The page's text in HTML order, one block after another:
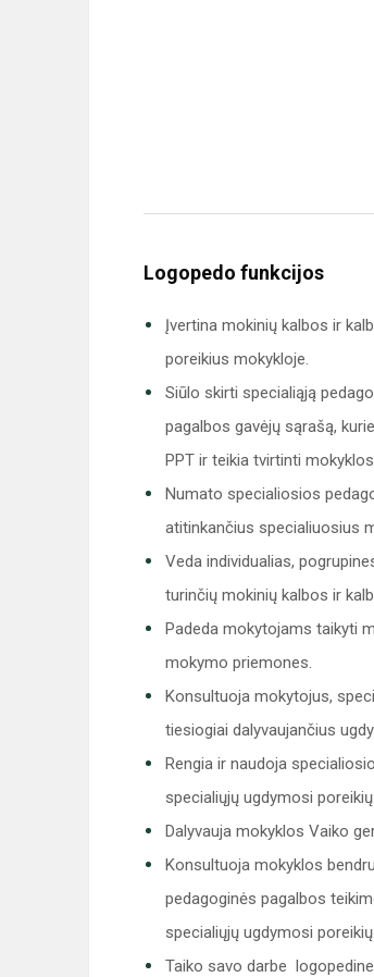
Logopedo funkcijos
Įvertina mokinių kalbos ir
poreikius mokykloje.
Siūlo skirti specialiąją
pagalbos gavėjų sąrašą,
PPT ir teikia tvirtinti
Numato specialiosios
atitinkančius specialiuosius
Veda individualias,
turinčių mokinių kalbos ir
Padeda mokytojams taikyti
mokymo priemones.
Konsultuoja mokytojus,
tiesiogiai dalyvaujančius
Rengia ir naudoja
specialiųjų ugdymosi
Dalyvauja mokyklos Vaiko
Konsultuoja mokyklos
pedagoginės pagalbos
specialiųjų ugdymosi
Taiko savo darbe